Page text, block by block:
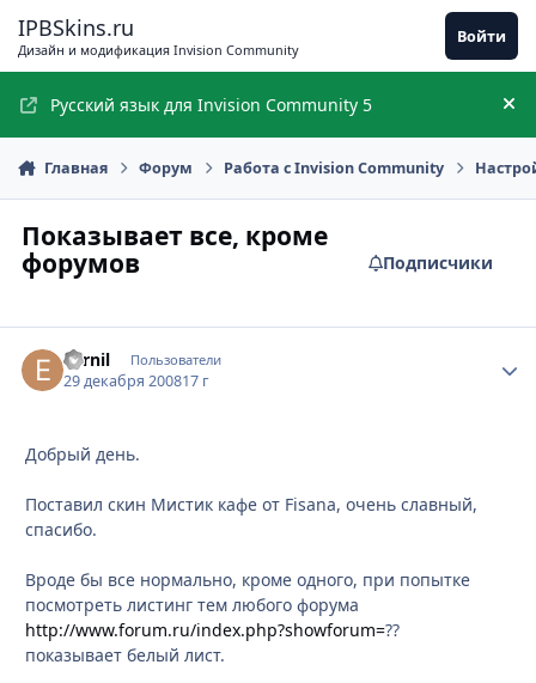
IPBSkins.ru
Дизайн и модификация Invision Community
Войти
Русский язык для Invision Community 5
Главная Форум Работа с Invision Community
Показывает все, кроме
форумов
Подписчики
Earnil Пользователи
29 декабря 200817 г
Добрый день.
Поставил скин Мистик кафе от Fisana, очень славный,
спасибо.
Вроде бы все нормально, кроме одного, при попытке
посмотреть листинг тем любого форума
http://www.forum.ru/index.php?showforum=??
показывает белый лист.